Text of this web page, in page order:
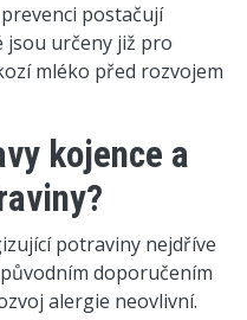
postačují
jsou určeny již pro
mléko před rozvojem
kojence a
potraviny nejdříve
doporučením
alergie neovlivní.